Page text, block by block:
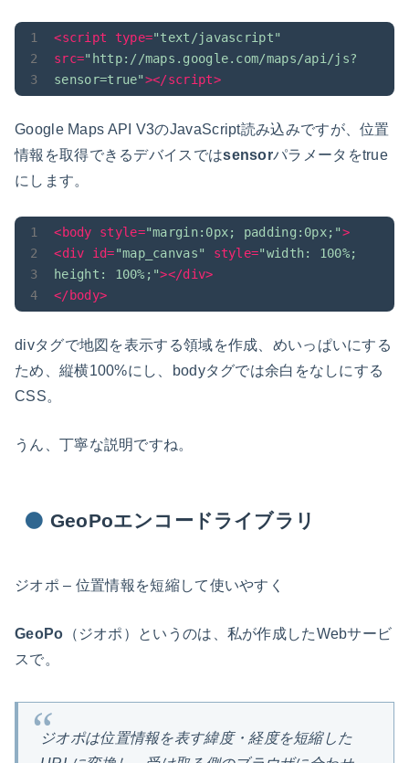
<script type="text/javascript"
src="http://maps.google.com/maps/api/js?
sensor=true"></script>
Google Maps API V3のJavaScript読み込みですが、位置
情報を取得できるデバイスではsensorパラメータをtrue
にします。
<body style="margin:0px; padding:0px;">
<div id="map_canvas" style="width: 100%;
height: 100%;"></div>
</body>
divタグで地図を表示する領域を作成、めいっぱいにする
ため、縦横100%にし、bodyタグでは余白をなしにする
CSS。
うん、丁寧な説明ですね。
GeoPoエンコードライブラリ
ジオポ – 位置情報を短縮して使いやすく
GeoPo （ジオポ）というのは、私が作成したWebサービ
スで。
ジオポは位置情報を表す緯度・経度を短縮した